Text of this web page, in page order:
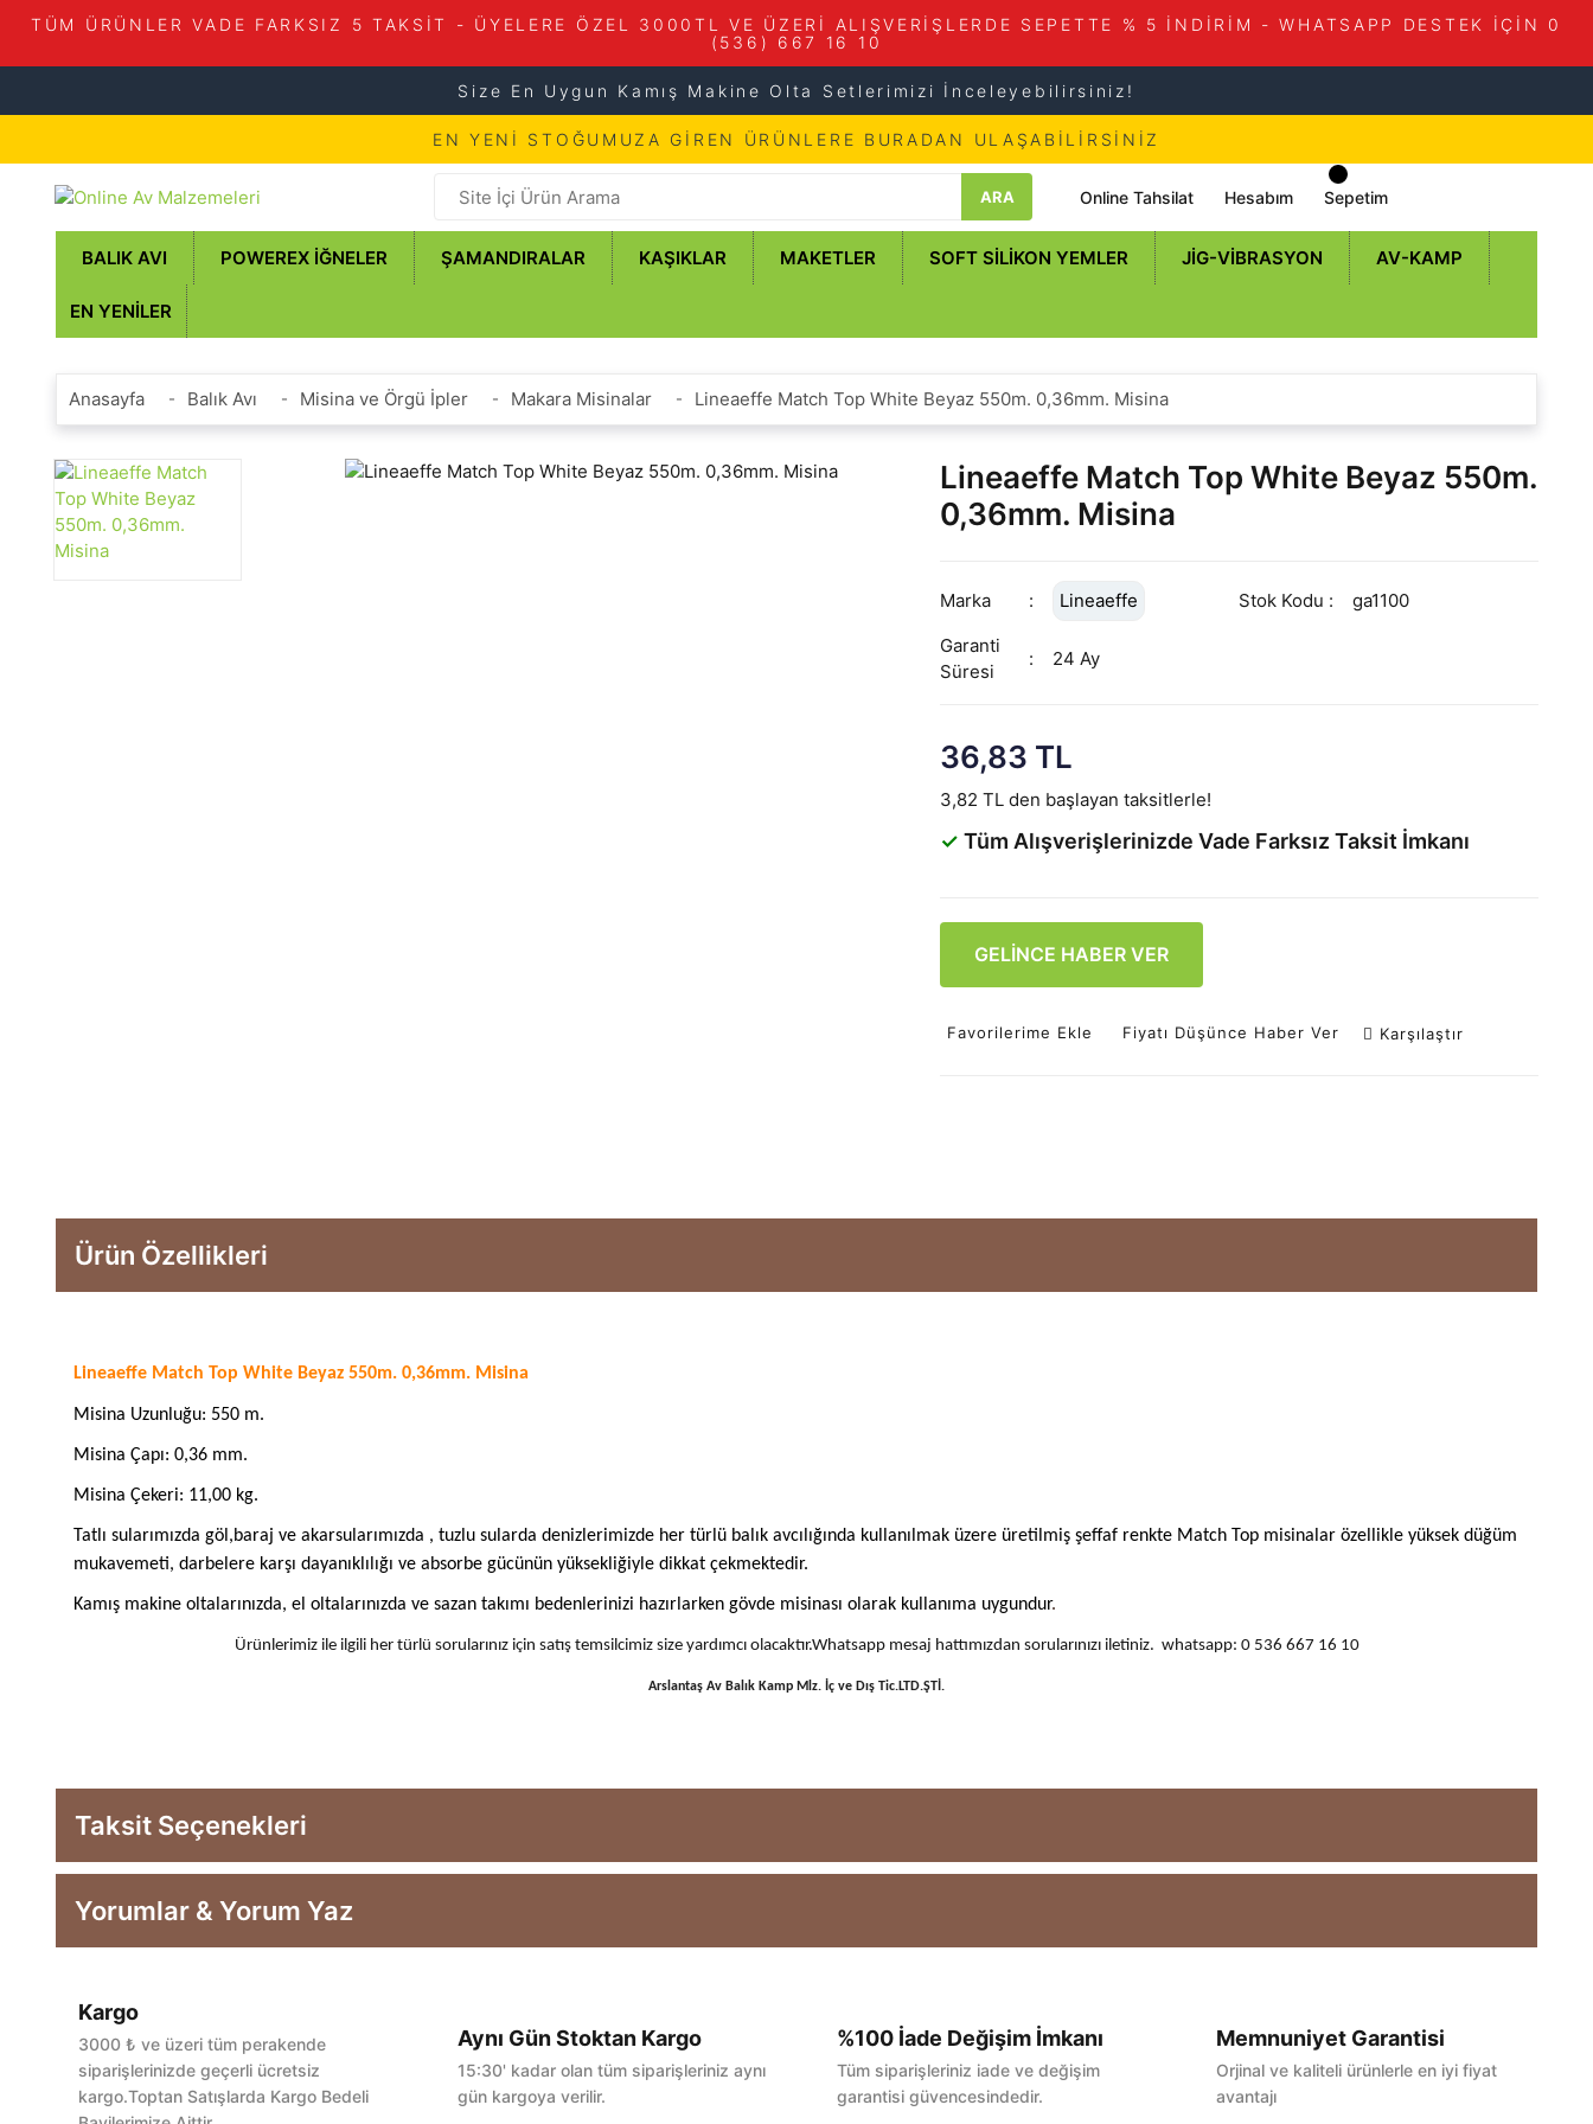
TÜM ÜRÜNLER VADE FARKSIZ 5 TAKSİT - ÜYELERE ÖZEL 3000TL VE ÜZERİ ALIŞVERİŞLERDE SEPETTE % 5 İNDİRİM - WHATSAPP DESTEK İÇİN 0
(536) 667 16 10
Size En Uygun Kamış Makine Olta Setlerimizi İnceleyebilirsiniz!
EN YENİ STOĞUMUZA GİREN ÜRÜNLERE BURADAN ULAŞABİLİRSİNİZ
ARA Online Tahsilat Hesabım Sepetim
BALIK AVI POWEREX İĞNELER ŞAMANDIRALAR KAŞIKLAR MAKETLER SOFT SILIKON YEMLER JIG-VIBRASYON AV-KAMP
EN YENILER
Anasayfa Balık Avı Misina ve Örgü İpler Makara Misinalar Lineaeffe Match Top White Beyaz 550m. 0,36mm. Misina
Lineaeffe Match Top White Beyaz 550m.
0,36mm. Misina
Marka Lineaeffe Stok Kodu
ga1100
Garanti
Süresi
24 Ay
36,83 TL
3,82 TL den başlayan taksitlerle!
✓ Tüm Alışverişlerinizde Vade Farksız Taksit İmkanı
GELİNCE HABER VER
Favorilerime Ekle Fiyatı Düşünce Haber Ver Karşılaştır
Ürün Özellikleri
Lineaeffe Match Top White Beyaz 550m. 0,36mm. Misina
Misina Uzunluğu: 550 m.
Misina Çapı: 0,36 mm.
Misina Çekeri: 11,00 kg.
Tatlı sularımızda göl,baraj ve akarsularımızda , tuzlu sularda denizlerimizde her türlü balık avcılığında kullanılmak üzere üretilmiş şeffaf renkte Match Top misinalar özellikle yüksek düğüm
mukavemeti, darbelere karşı dayanıklılığı ve absorbe gücünün yüksekliğiyle dikkat çekmektedir.
Kamış makine oltalarınızda, el oltalarınızda ve sazan takımı bedenlerinizi hazırlarken gövde misinası olarak kullanıma uygundur.
Ürünlerimiz ile ilgili her türlü sorularınız için satış temsilcimiz size yardımcı olacaktır.Whatsapp mesaj hattımızdan sorularınızı iletiniz. whatsapp: 0 536 667 16 10
Arslantaş Av Balık Kamp Mlz. İç ve Dış Tic.LTD.ŞTİ.
Taksit Seçenekleri
Yorumlar & Yorum Yaz
Bu ürüne ilk yorumu siz yapın!
Kargo
3000 ₺ ve üzeri tüm perakende
siparişlerinizde geçerli ücretsiz
kargo.Toptan Satışlarda Kargo Bedeli
Aynı Gün Stoktan Kargo
15:30' kadar olan tüm siparişleriniz aynı
gün kargoya verilir.
%100 İade Değişim İmkanı
Tüm siparişleriniz iade ve değişim
garantisi güvencesindedir.
Memnuniyet Garantisi
Orjinal ve kaliteli ürünlerle en iyi fiyat
avantajı